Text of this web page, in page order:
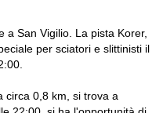
a San Vigilio. La pista Korer,
per sciatori e slittinisti il
circa 0,8 km, si trova a